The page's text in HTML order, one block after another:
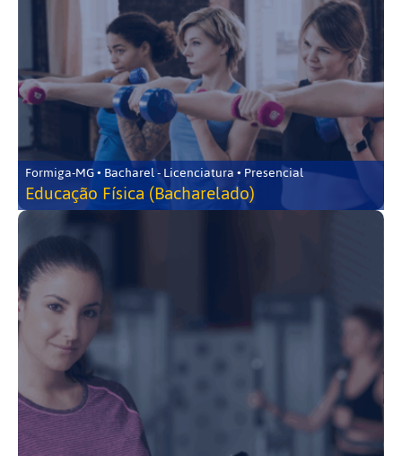
Formiga-MG • Bacharel - Licenciatura • Presencial
Educação Física (Bacharelado)